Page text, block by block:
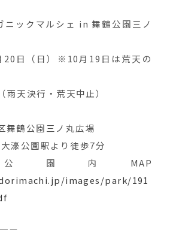
ニックマルシェ in 舞鶴公園三ノ
20日（日）※10月19日は荒天の
天決行・荒天中止）
舞鶴公園三ノ丸広場
濠公園駅より徒歩7分
園内MAP
images/park/191